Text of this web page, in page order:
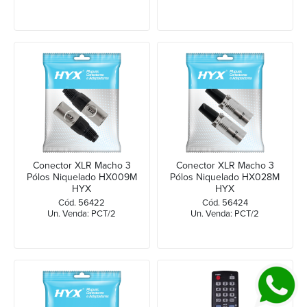
Conector XLR Macho 3
Pólos Niquelado HX009M
HYX
Cód. 56422
Un. Venda: PCT/2
Conector XLR Macho 3
Pólos Niquelado HX028M
HYX
Cód. 56424
Un. Venda: PCT/2